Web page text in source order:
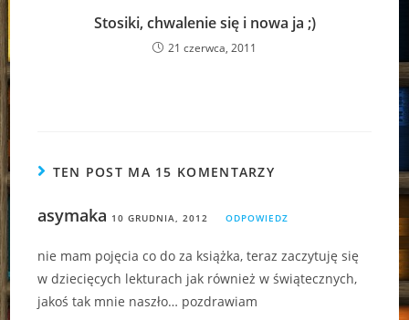
Stosiki, chwalenie się i nowa ja ;)
21 czerwca, 2011
TEN POST MA 15 KOMENTARZY
asymaka 10 GRUDNIA, 2012 ODPOWIEDZ
nie mam pojęcia co do za książka, teraz zaczytuję się
w dziecięcych lekturach jak również w świątecznych,
jakoś tak mnie naszło… pozdrawiam